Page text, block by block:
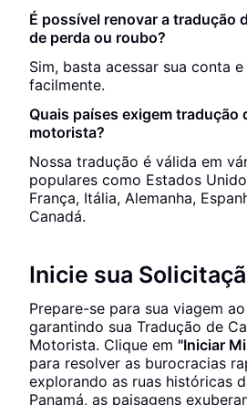
É possível renovar a tradução
de perda ou roubo?
Sim, basta acessar sua conta
facilmente.
Quais países exigem tradução
motorista?
Nossa tradução é válida em
populares como Estados
França, Itália, Alemanha,
Canadá.
Inicie sua
Prepare-se para sua viagem ao
garantindo sua Tradução de
Motorista. Clique em "Iniciar
para resolver as burocracias
explorando as ruas históricas
Panamá, as paisagens